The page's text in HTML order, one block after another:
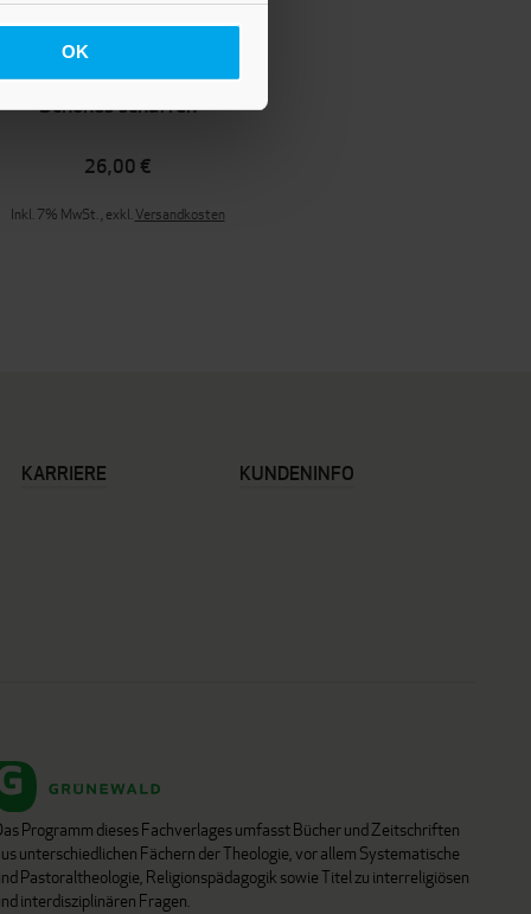
OK
Sammeln, Finden,
Schönes schaffen
26,00 €
Inkl. 7% MwSt.,exkl.Versandkosten
KARRIERE KUNDENINFO
Programm dieses Fachverlages umfasst Bücher und Zeitschriften
unterschiedlichen Fächern der Theologie, vor allem Systematische
Pastoraltheologie, Religionspädagogik sowie Titel zu interreligiösen
interdisziplinären Fragen.